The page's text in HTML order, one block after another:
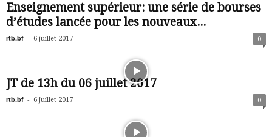
Enseignement supérieur: une série de bourses
d’études lancée pour les nouveaux...
rtb.bf - 6 juillet 2017 0
JT de 13h du 06 juillet 2017
rtb.bf - 6 juillet 2017 0